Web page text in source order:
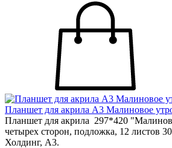
Планшет для акрила А3 Малиновое
Планшет для акрила 297*420
четырех сторон, подложка, 12 листов
Холдинг, А3.